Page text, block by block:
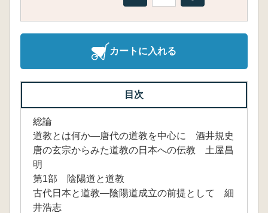
カートに入れる
目次
総論
道教とは何か―唐代の道教を中心に 酒井規史
唐の玄宗からみた道教の日本への伝教 土屋昌
明
第1部 陰陽道と道教
古代日本と道教―陰陽道成立の前提として 細
井浩志